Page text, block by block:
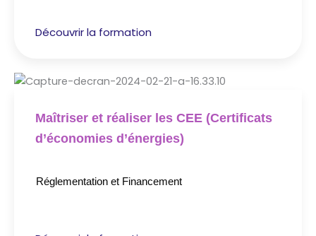
Découvrir la formation
Maîtriser et réaliser les CEE (Certificats
d’économies d’énergies)
Réglementation et Financement